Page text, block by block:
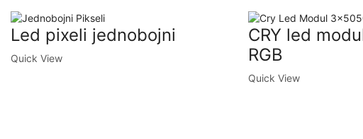
Led pixeli jednobojni
Quick View
CRY led
RGB
Quick View